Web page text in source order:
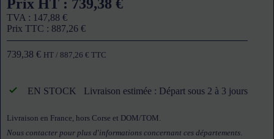
Prix HT : 739,38 €
TVA : 147,88 €
Prix TTC : 887,26 €
739,38 € HT / 887,26 € TTC
EN STOCK Livraison estimée : Départ sous 2 à 3 jours
Livraison en France, hors Corse et DOM/TOM.
Nous contacter pour plus d'informations concernant ces départements.